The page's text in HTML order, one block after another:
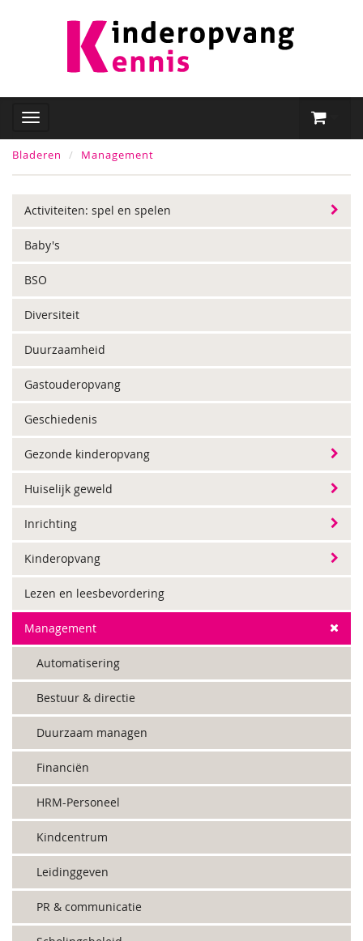
Bladeren Management
Activiteiten: spel en spelen
Baby's
BSO
Diversiteit
Duurzaamheid
Gastouderopvang
Geschiedenis
Gezonde kinderopvang
Huiselijk geweld
Inrichting
Kinderopvang
Lezen en leesbevordering
Management
Automatisering
Bestuur & directie
Duurzaam managen
Financiën
HRM-Personeel
Kindcentrum
Leidinggeven
PR & communicatie